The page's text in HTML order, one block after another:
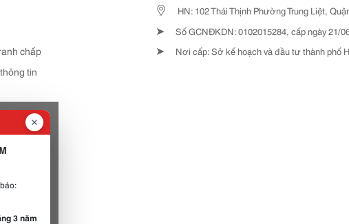
chấp
tin
HN: 102 Thái Thịnh Phường Trung Liệt,
➤ Số GCNĐKDN: 0102015284, cấp ngày 21/
➤ Nơi cấp: Sở kế hoạch và đầu tư thành phố
3 năm